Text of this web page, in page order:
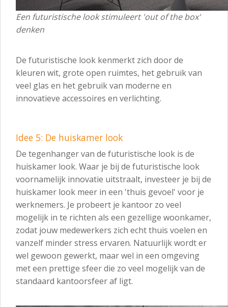
Een futuristische look stimuleert 'out of the box'
denken
De futuristische look kenmerkt zich door de
kleuren wit, grote open ruimtes, het gebruik van
veel glas en het gebruik van moderne en
innovatieve accessoires en verlichting.
Idee 5: De huiskamer look
De tegenhanger van de futuristische look is de
huiskamer look. Waar je bij de futuristische look
voornamelijk innovatie uitstraalt, investeer je bij de
huiskamer look meer in een 'thuis gevoel' voor je
werknemers. Je probeert je kantoor zo veel
mogelijk in te richten als een gezellige woonkamer,
zodat jouw medewerkers zich echt thuis voelen en
vanzelf minder stress ervaren. Natuurlijk wordt er
wel gewoon gewerkt, maar wel in een omgeving
met een prettige sfeer die zo veel mogelijk van de
standaard kantoorsfeer af ligt.